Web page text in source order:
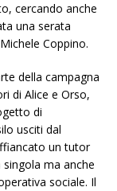
cercando anche
una serata
Coppino.
della campagna
di Alice e Orso,
di
usciti dal
un tutor
singola ma anche
sociale. Il